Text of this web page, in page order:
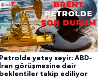
Petrolde yatay seyir: ABD-
İran görüşmesine dair
beklentiler takip ediliyor